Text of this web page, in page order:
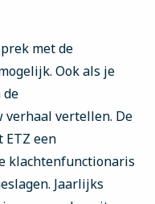
met de
Ook als je
de
vertellen. De
een
klachtenfunctionaris
Jaarlijks